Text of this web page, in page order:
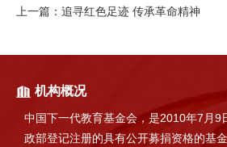
上一篇 ： 追寻红色足迹 传承革命精神
机构概况
中国下一代教育基金会，是2010年7月9
政部登记注册的具有公开募捐资格的基